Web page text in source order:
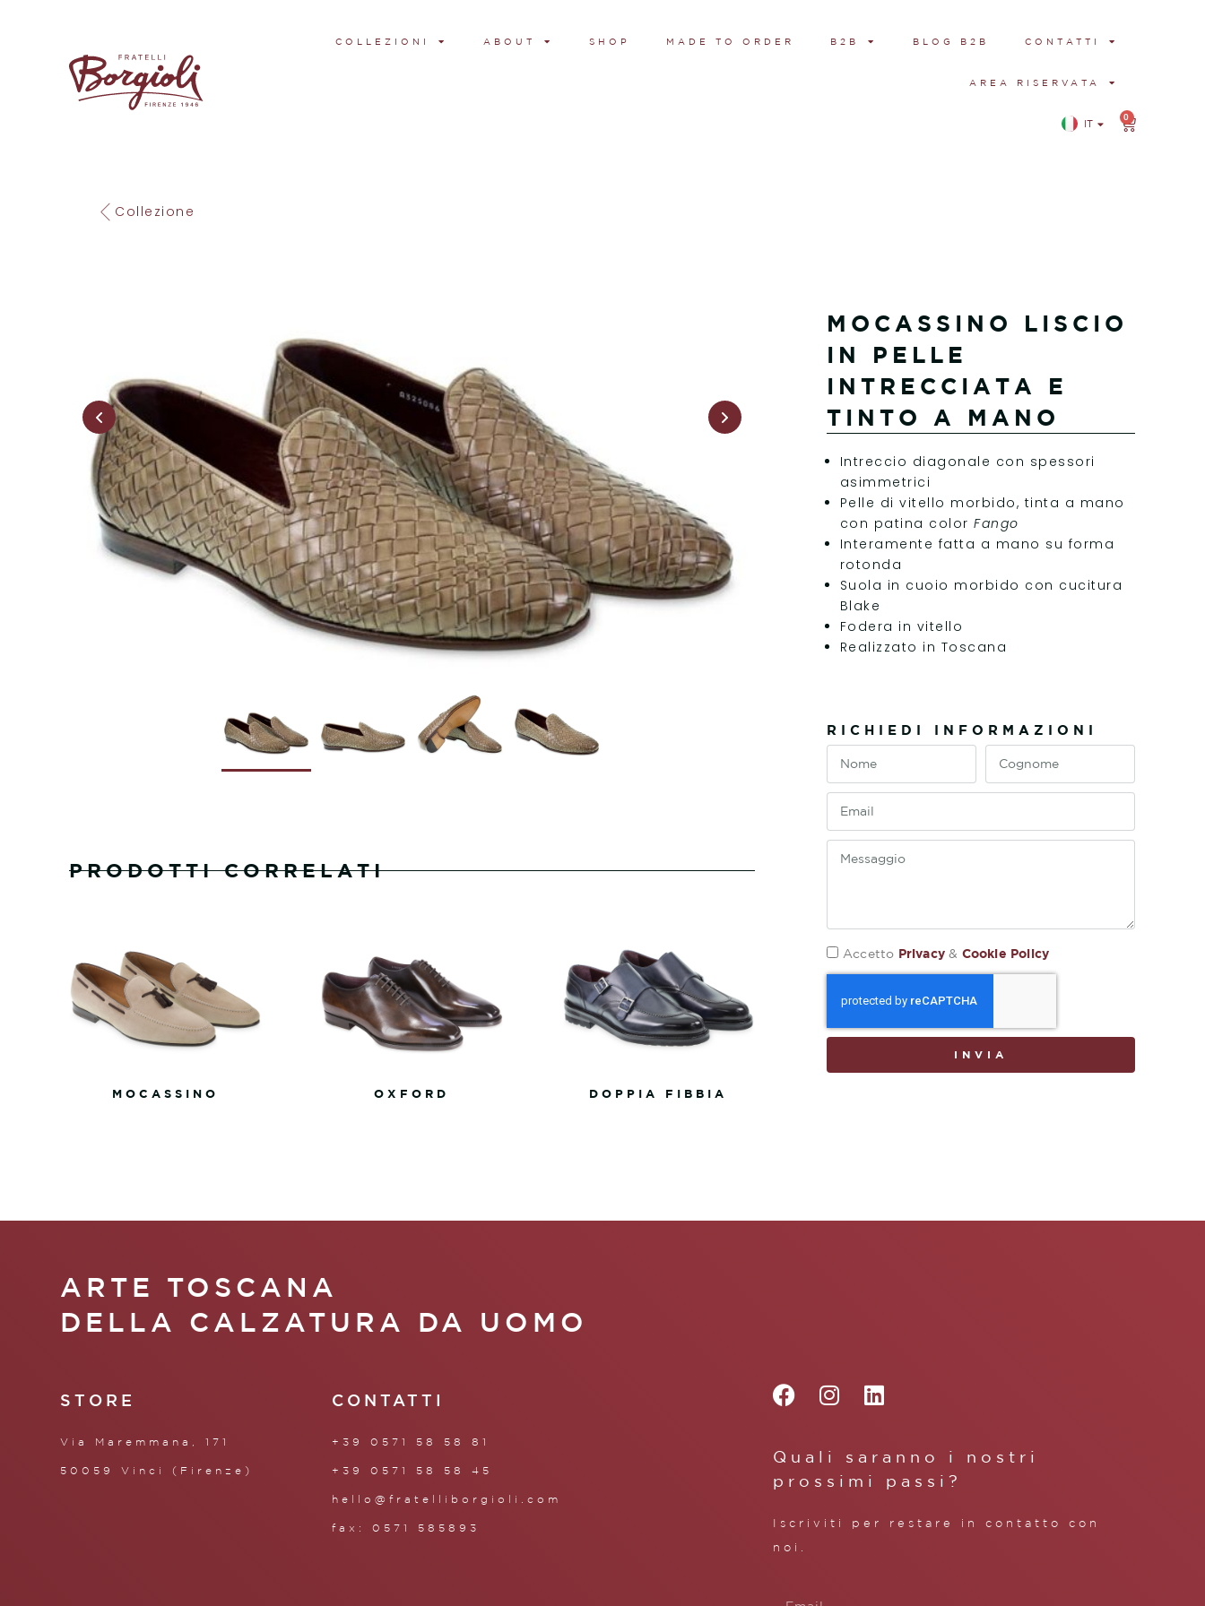
COLLEZIONI ABOUT SHOP MADE TO ORDER B2B BLOG B2B CONTATTI
AREA RISERVATA
IT
EN
0
Collezione
PRODOTTI CORRELATI
MOCASSINO OXFORD DOPPIA FIBBIA
MOCASSINO LISCIO
IN PELLE
INTRECCIATA E
TINTO A MANO
Intreccio diagonale con spessori
asimmetrici
Pelle di vitello morbido, tinta a mano
con patina colorFango
Interamente fatta a mano su forma
rotonda
Suola in cuoio morbido con cucitura
Blake
Fodera in vitello
Realizzato in Toscana
RICHIEDI INFORMAZIONI
Accetto Privacy& Cookie Policy
INVIA
ARTE TOSCANA
DELLA CALZATURA DA UOMO
STORE
Via Maremmana, 171
50059 Vinci (Firenze)
CONTATTI
+39 0571 58 58 81
+39 0571 58 58 45
hello@fratelliborgioli.com
fax: 0571 585893
Quali saranno i nostri
prossimi passi?
Iscriviti per restare in contatto con
noi.